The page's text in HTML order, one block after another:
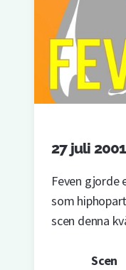
27 juli 2001
Feven gjorde
som
scen denna
Scen